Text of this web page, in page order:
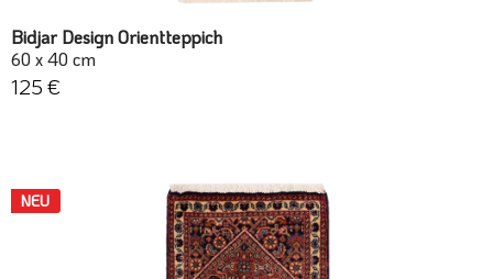
Bidjar Design Orientteppich
60 x 40 cm
125 €
NEU